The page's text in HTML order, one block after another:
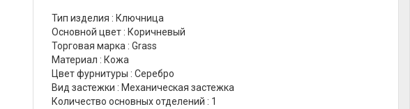
Тип изделия : Ключница
Основной цвет : Коричневый
Торговая марка : Grass
Материал : Кожа
Цвет фурнитуры : Серебро
Вид застежки : Механическая застежка
Количество основных отделений : 1